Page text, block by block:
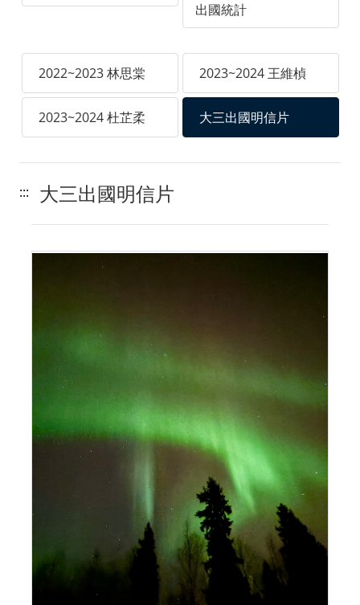
出國統計
2022~2023 林思棠 2023~2024 王維楨
2023~2024 杜芷柔 大三出國明信片
::: 大三出國明信片